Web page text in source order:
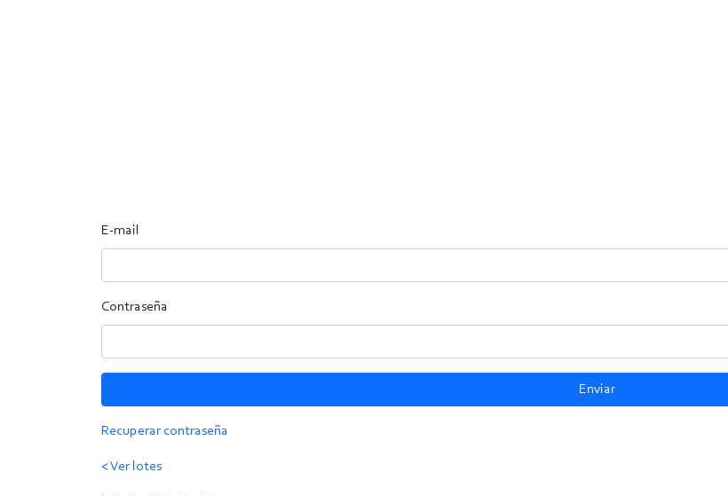
E-mail
Contraseña
Enviar
Recuperar contraseña
< Ver lotes